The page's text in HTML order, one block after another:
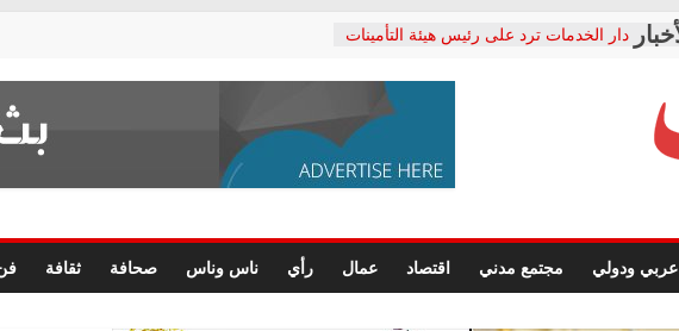
دار الخدمات ترد على رئيس هيئة التأمينات
معاناة أصحاب المعاشات.. ونطالب بكشف
فرحات سليمان يكتب: القطاع الصحي إلى
حزب التحالف الشعبي يطلق لجنة “الحق
صور .. اعتماد الرسومات النهائية للقرار
الوزاري لمدينة الصحفيين.. وانتهاء أعمال
إنشاء المبنى الإداري
عربي ودولي مجتمع مدني اقتصاد عمال رأي ناس وناس صحافة ثقافة